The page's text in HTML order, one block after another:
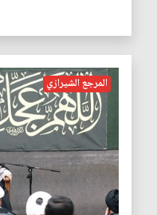
المرجع الشيرازي